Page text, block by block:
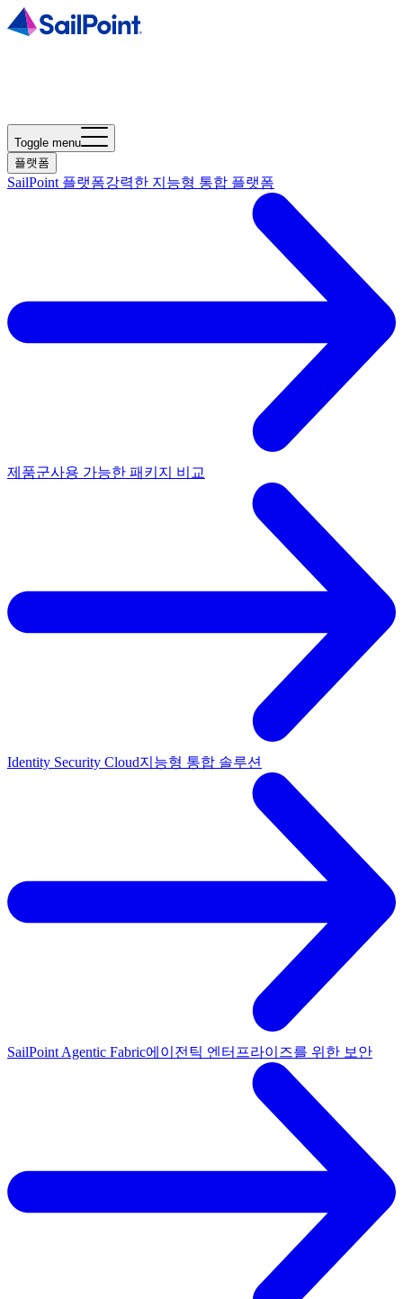
Toggle menu
플랫폼
SailPoint 플랫폼강력한 지능형 통합 플랫폼
제품군사용 가능한 패키지 비교
Identity Security Cloud지능형 통합 솔루션
SailPoint Agentic Fabric에이전틱 엔터프라이즈를 위한 보안